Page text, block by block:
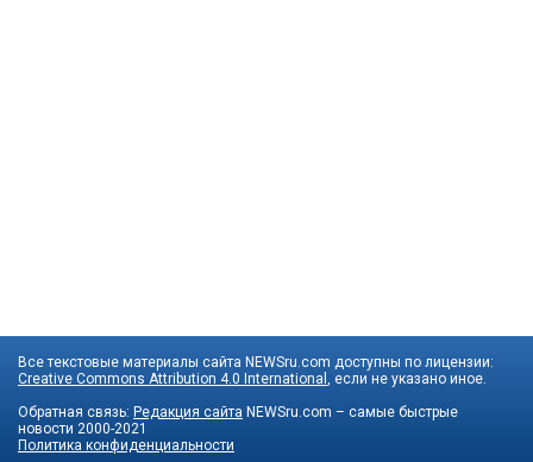
Все текстовые материалы сайта NEWSru.com доступны по лицензии:
Creative Commons Attribution 4.0 International , если не указано иное.
Обратная связь: Редакция сайта NEWSru.com – самые быстрые
новости 2000-2021
Политика конфиденциальности